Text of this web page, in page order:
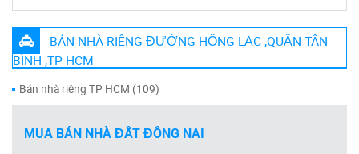
BÁN NHÀ RIÊNG ĐƯỜNG HỒNG LẠC ,QUẬN TÂN
BÌNH ,TP HCM
Bán nhà riêng TP HCM (109)
MUA BÁN NHÀ ĐẤT ĐỒNG NAI